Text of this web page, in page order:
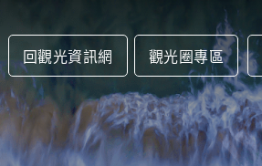
回觀光資訊網 觀光圈專區